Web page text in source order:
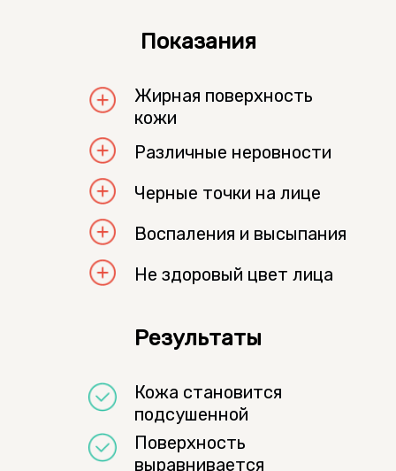
Показания
Жирная поверхность
кожи
Различные неровности
Черные точки на лице
Воспаления и высыпания
Не здоровый цвет лица
Результаты
Кожа становится
подсушенной
Поверхность
выравнивается